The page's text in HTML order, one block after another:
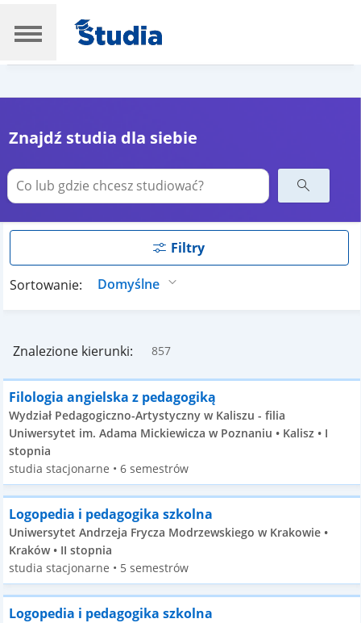
Znajdź studia dla siebie
Filtry
Sortowanie:
Znalezione kierunki: 857
Filologia angielska z pedagogiką
Wydział Pedagogiczno-Artystyczny w Kaliszu - filia
Uniwersytet im. Adama Mickiewicza w Poznaniu • Kalisz • I
stopnia
studia stacjonarne • 6 semestrów
Logopedia i pedagogika szkolna
Uniwersytet Andrzeja Frycza Modrzewskiego w Krakowie •
Kraków • II stopnia
studia stacjonarne • 5 semestrów
Logopedia i pedagogika szkolna